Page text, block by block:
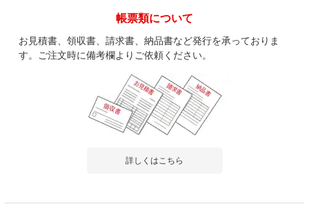
帳票類について
お見積書、領収書、請求書、納品書など発行を承っておりま
す。ご注文時に備考欄よりご依頼ください。
詳しくはこちら